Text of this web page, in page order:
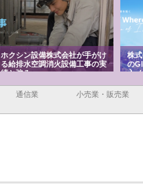
ホクシン設備株式会社が手がけ
る給排水空調消火設備工事の実
績と強み
株
の
入
通信業 小売業・販売業